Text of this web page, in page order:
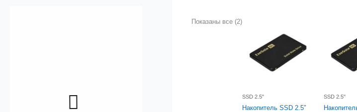
Показаны все (2)
SSD 2.5"
Накопитель SSD 2.5″
SSD 2.5"